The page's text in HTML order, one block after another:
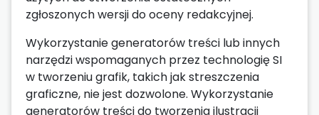
zgłoszonych wersji do oceny redakcyjnej.
Wykorzystanie generatorów treści lub innych
narzędzi wspomaganych przez technologię SI
w tworzeniu grafik, takich jak streszczenia
graficzne, nie jest dozwolone. Wykorzystanie
generatorów treści do tworzenia ilustracji